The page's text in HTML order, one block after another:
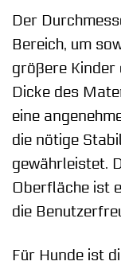
Der
Bereich, um
größere Kinder
Dicke des
eine
die nötige
gewährleistet.
Oberfläche ist
die
Für Hunde ist